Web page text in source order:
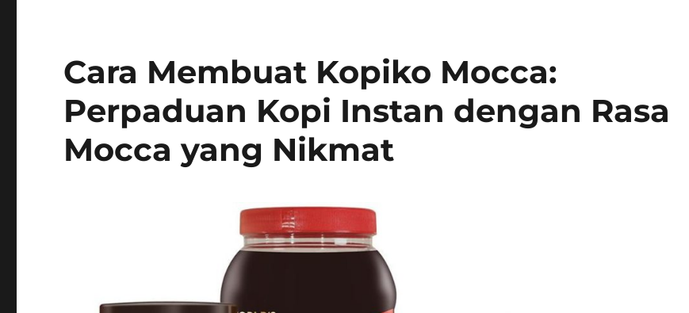
Cara Membuat Kopiko Mocca:
Perpaduan Kopi Instan dengan Rasa
Mocca yang Nikmat